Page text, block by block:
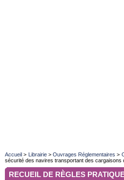
Accueil > Librairie > Ouvrages Réglementaires >
sécurité des navires transportant des cargaisons
RECUEIL DE RÈGLES